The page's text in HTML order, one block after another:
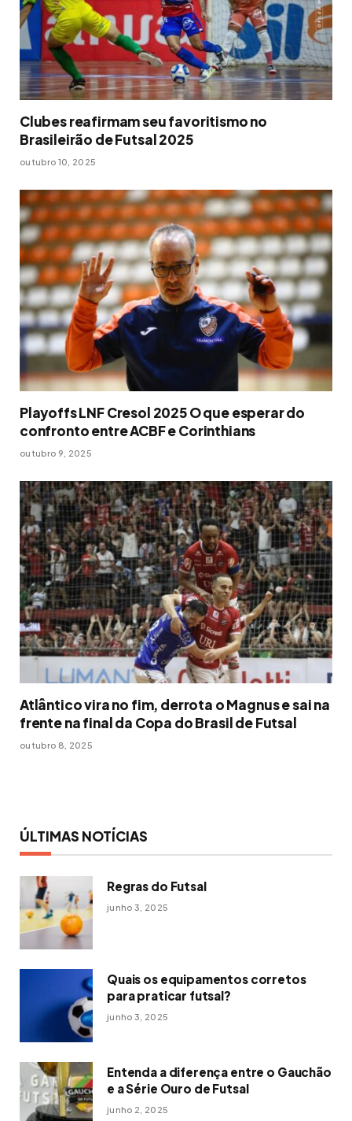
Clubes reafirmam seu favoritismo no
Brasileirão de Futsal 2025
outubro 10, 2025
Playoffs LNF Cresol 2025 O que esperar do
confronto entre ACBF e Corinthians
outubro 9, 2025
Atlântico vira no fim, derrota o Magnus e sai na
frente na final da Copa do Brasil de Futsal
outubro 8, 2025
ÚLTIMAS NOTÍCIAS
Regras do Futsal
junho 3, 2025
Quais os equipamentos corretos
para praticar futsal?
junho 3, 2025
Entenda a diferença entre o Gauchão
e a Série Ouro de Futsal
junho 2, 2025